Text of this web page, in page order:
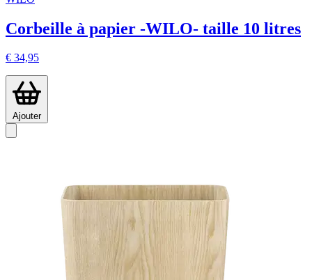
Corbeille à papier -WILO- taille 10 litres
€ 34,95
Ajouter